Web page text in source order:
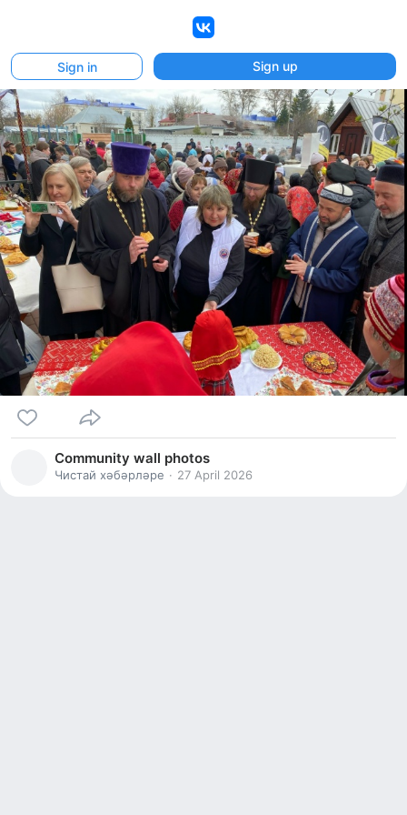
Sign in Sign up
Community wall photos
Чистай хәбәрләре 27 April 2026